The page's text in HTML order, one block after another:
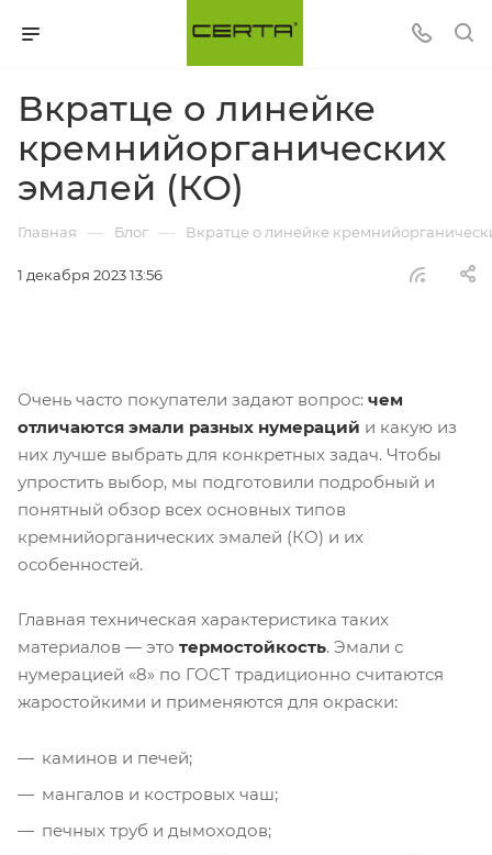
Вкратце о линейке
кремнийорганических
эмалей (КО)
Главная — Блог — Вкратце о линейке
1 декабря 2023 13:56
Очень часто покупатели задают вопрос: чем
отличаются эмали разных нумераций и какую из
них лучше выбрать для конкретных задач. Чтобы
упростить выбор, мы подготовили подробный и
понятный обзор всех основных типов
кремнийорганических эмалей (КО) и их
особенностей.
Главная техническая характеристика таких
материалов — это термостойкость. Эмали с
нумерацией «8» по ГОСТ традиционно считаются
жаростойкими и применяются для окраски:
каминов и печей;
мангалов и костровых чаш;
печных труб и дымоходов;